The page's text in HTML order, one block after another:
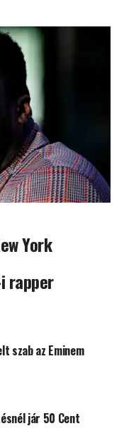
York
rapper
szab az Eminem
jár 50 Cent